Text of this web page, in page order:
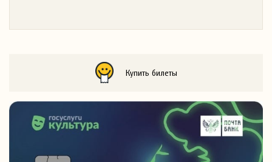
Купить билеты